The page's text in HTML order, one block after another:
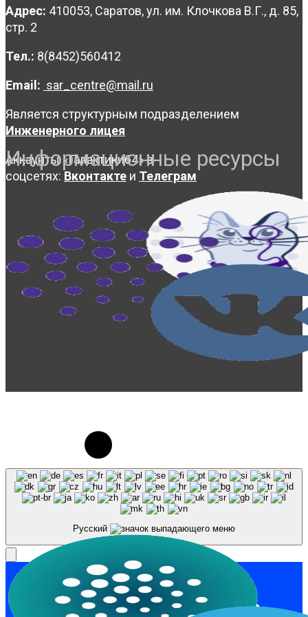
Адрес: 410053, Саратов, ул. им. Клочкова В.Г., д. 85,
стр. 2
Тел.: 8(8452)560412
Email: sar_centre@mail.ru
Является структурным подразделением
Инженерного лицея
Аккаунты «Галактики64» в
соцсетях: Вконтакте и Телеграм
Информационные ресурсы
использовании материалов сайта galaktika64.ru
ссылка на источник обязательна.
Русский